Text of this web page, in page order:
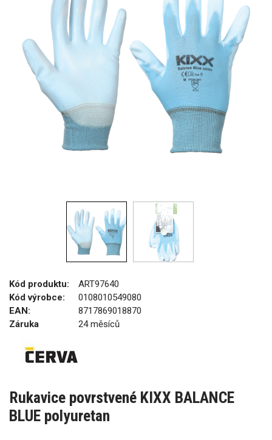
Kód produktu:
ART97640
Kód výrobce:
0108010549080
EAN:
8717869018870
Záruka
24 měsíců
Rukavice povrstvené KIXX BALANCE
BLUE polyuretan